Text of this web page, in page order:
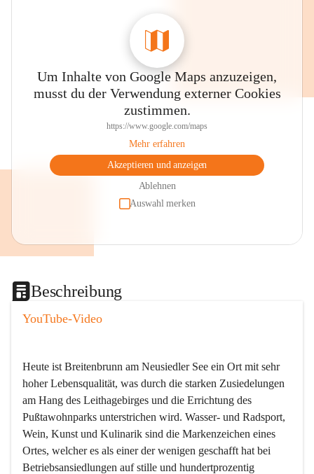
Um Inhalte von Google Maps anzuzeigen,
musst du der Verwendung externer Cookies
zustimmen.
https://www.google.com/maps
Mehr erfahren
Akzeptieren und anzeigen
Ablehnen
Auswahl merken
Beschreibung
YouTube-Video
Heute ist Breitenbrunn am Neusiedler See ein Ort mit sehr
hoher Lebensqualität, was durch die starken Zusiedelungen
am Hang des Leithagebirges und die Errichtung des
Pußtawohnparks unterstrichen wird. Wasser- und Radsport,
Wein, Kunst und Kulinarik sind die Markenzeichen eines
Ortes, welcher es als einer der wenigen geschafft hat bei
Betriebsansiedlungen auf stille und hundertprozentig